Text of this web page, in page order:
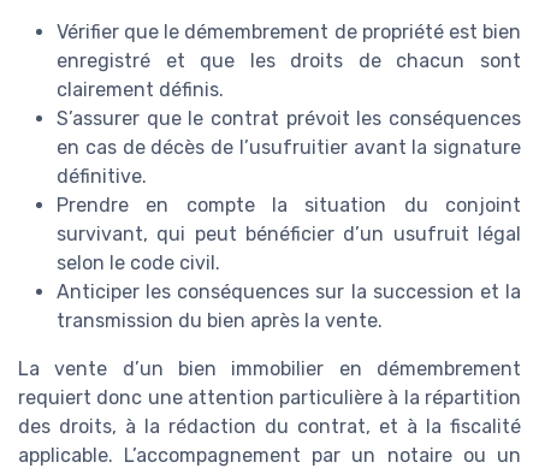
Vérifier que le démembrement de propriété est bien
enregistré et que les droits de chacun sont
clairement définis.
S’assurer que le contrat prévoit les conséquences
en cas de décès de l’usufruitier avant la signature
définitive.
Prendre en compte la situation du conjoint
survivant, qui peut bénéficier d’un usufruit légal
selon le code civil.
Anticiper les conséquences sur la succession et la
transmission du bien après la vente.
La vente d’un bien immobilier en démembrement
requiert donc une attention particulière à la répartition
des droits, à la rédaction du contrat, et à la fiscalité
applicable. L’accompagnement par un notaire ou un